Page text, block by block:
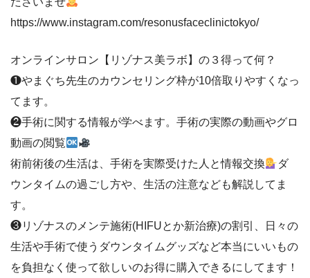
https://www.instagram.com/resonusfaceclinictokyo/
オンラインサロン【リゾナス美ラボ】の３得って何？
❶やまぐち先生のカウンセリング枠が10倍取りやすくなっ
てます。
❷手術に関する情報が学べます。手術の実際の動画やグロ
動画の閲覧
術前術後の生活は、手術を実際受けた人と情報交換
ダ
ウンタイムの過ごし方や、生活の注意なども解説してま
す。
❸リゾナスのメンテ施術(HIFUとか新治療)の割引、日々の
生活や手術で使うダウンタイムグッズなど本当にいいもの
を負担なく使って欲しいのお得に購入できるにしてます！